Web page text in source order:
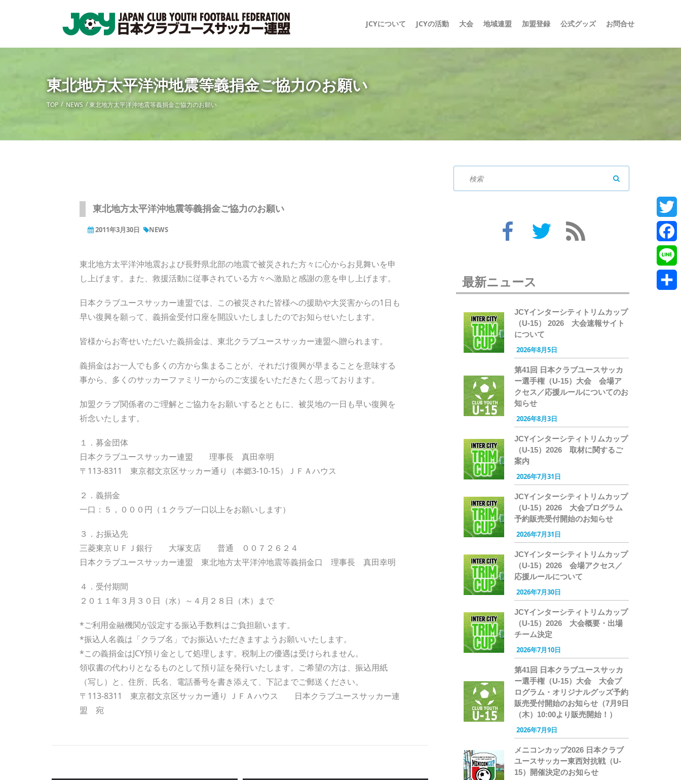
JCYについて JCYの活動 大会 地域連盟 加盟登録 公式グッズ お問合せ
東北地方太平洋沖地震等義捐金ご協力のお願い
TOP NEWS 東北地方太平洋沖地震等義捐金ご協力のお願い
東北地方太平洋沖地震等義捐金ご協力のお願い
2011年3月30日 NEWS
東北地方太平洋沖地震および長野県北部の地震で被災された方々に心からお見舞いを申
し上げます。また、救援活動に従事されている方々へ激励と感謝の意を申し上げます。
日本クラブユースサッカー連盟では、この被災された皆様への援助や大災害からの1日も
早い復興を願って、義捐金受付口座を開設いたしましたのでお知らせいたします。
皆様からお寄せいただいた義捐金は、東北クラブユースサッカー連盟へ贈られます。
義捐金はお一人でも多くの方から集まることが、それだけ復興が早まることを意味する
事から、多くのサッカーファミリーからのご支援をいただきたく思っております。
加盟クラブ関係者のご理解とご協力をお願いするとともに、被災地の一日も早い復興を
祈念いたします。
１．募金団体
日本クラブユースサッカー連盟 理事長 真田幸明
〒113-8311 東京都文京区サッカー通り（本郷3-10-15）ＪＦＡハウス
２．義捐金
一口：５，０００円（１クラブ一口以上をお願いします）
３．お振込先
三菱東京ＵＦＪ銀行 大塚支店 普通 ００７２６２４
日本クラブユースサッカー連盟 東北地方太平洋沖地震等義捐金口 理事長 真田幸明
４．受付期間
２０１１年３月３０日（水）～４月２８日（木）まで
*ご利用金融機関が設定する振込手数料はご負担願います。
*振込人名義は「クラブ名」でお振込いただきますようお願いいたします。
*この義捐金はJCY預り金として処理します。税制上の優遇は受けられません。
領収書の代わりとなるものとして預り証を発行いたします。ご希望の方は、振込用紙
（写し）と、住所、氏名、電話番号を書き添えて、下記までご郵送ください。
〒113-8311 東京都文京区サッカー通り ＪＦＡハウス 日本クラブユースサッカー連
盟 宛
最新ニュース
JCYインターシティトリムカップ
（U-15） 2026 大会速報サイト
について
2026年8月5日
第41回 日本クラブユースサッカ
ー選手権（U-15）大会 会場ア
クセス／応援ルールについてのお
知らせ
2026年8月3日
JCYインターシティトリムカップ
（U-15）2026 取材に関するご
案内
2026年7月31日
JCYインターシティトリムカップ
（U-15）2026 大会プログラム
予約販売受付開始のお知らせ
2026年7月31日
JCYインターシティトリムカップ
（U-15）2026 会場アクセス／
応援ルールについて
2026年7月30日
JCYインターシティトリムカップ
（U-15）2026 大会概要・出場
チーム決定
2026年7月10日
第41回 日本クラブユースサッカ
ー選手権（U-15）大会 大会プ
ログラム・オリジナルグッズ予約
販売受付開始のお知らせ（7月9日
（木）10:00より販売開始！）
2026年7月9日
メニコンカップ2026 日本クラブ
ユースサッカー東西対抗戦（U-
15）開催決定のお知らせ
Line